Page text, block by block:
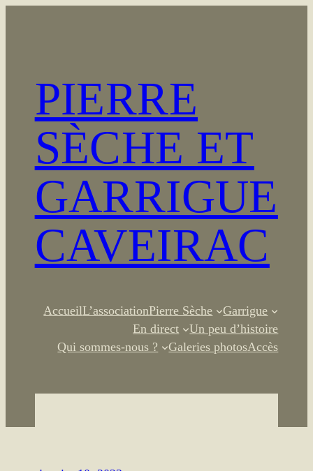
PIERRE
SÈCHE ET
GARRIGUE
CAVEIRAC
AccueilL’associationPierre Sèche
Garrigue
En direct
Un peu d’histoire
Qui sommes-nous ?
Galeries photosAccès